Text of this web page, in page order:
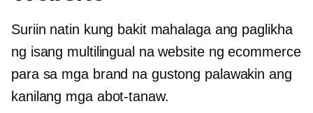
Suriin natin kung bakit mahalaga ang paglikha
ng isang multilingual na website ng ecommerce
para sa mga brand na gustong palawakin ang
kanilang mga abot-tanaw.